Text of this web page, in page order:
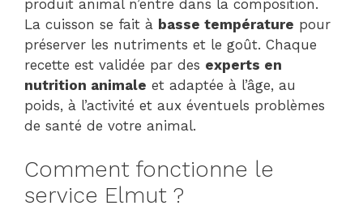
produit animal n’entre dans la composition.
La cuisson se fait à basse température pour
préserver les nutriments et le goût. Chaque
recette est validée par des experts en
nutrition animale et adaptée à l’âge, au
poids, à l’activité et aux éventuels problèmes
de santé de votre animal.
Comment fonctionne le
service Elmut ?